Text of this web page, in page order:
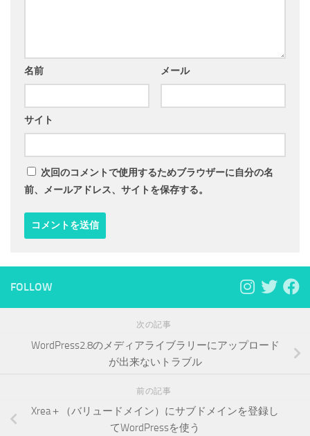
名前 メール
サイト
次回のコメントで使用するためブラウザーに自分の名
前、メールアドレス、サイトを保存する。
FOLLOW
次の記事
WordPress2.8のメディアライブラリーにアップロード
が出来ないトラブル
前の記事
Xrea＋（バリュードメイン）にサブドメインを登録し
てWordPressを使う